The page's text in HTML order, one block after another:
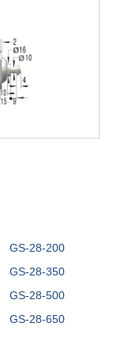
GS-28-200
GS-28-350
GS-28-500
GS-28-650